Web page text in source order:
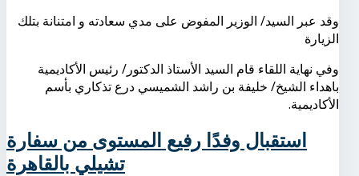
وقد عبر السيد/ الوزير المفوض على مدي سعادته و امتنانة بتلك
الزيارة
وفي نهاية اللقاء قام السيد الأستاذ الدكتور/ رئيس الأكاديمية
باهداء الشيخ/ خليفة بن راشد الشميسي درع تذكاري بأسم
الأكاديمية.
استقبال وفدًا رفيع المستوى من سفارة
تشيلي بالقاهرة